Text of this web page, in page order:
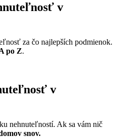
v
za čo najlepších podmienok.
po Z.
v
nehnuteľností. Ak sa vám nič
snov.